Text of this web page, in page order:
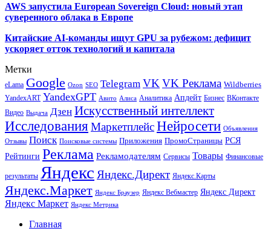
AWS запустила European Sovereign Cloud: новый этап
суверенного облака в Европе
Китайские AI-команды ищут GPU за рубежом: дефицит
ускоряет отток технологий и капитала
Метки
eLama Google Ozon SEO Telegram VK VK Реклама Wildberries
YandexART YandexGPT Авито Алиса Аналитика Апдейт Бизнес ВКонтакте
Видео Выдача Дзен Искусственный интеллект
Исследования МаркетплейсНейросети Объявления
Отзывы Поиск Поисковые системы Приложения ПромоСтраницы РСЯ
Рейтинги Реклама Рекламодателям Сервисы Товары Финансовые
результаты Яндекс Яндекс.Директ Яндекс.Карты
Яндекс.Маркет Яндекс Браузер Яндекс Вебмастер Яндекс Директ
Яндекс Маркет Яндекс Метрика
Главная